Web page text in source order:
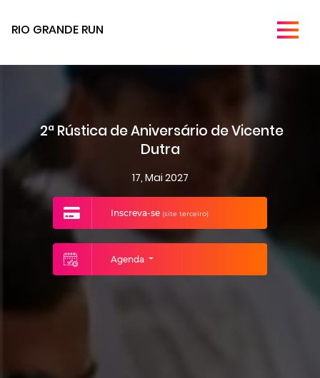
RIO GRANDE RUN
2ª Rústica de Aniversário de Vicente
Dutra
17, Mai 2027
Inscreva-se (site terceiro)
Agenda